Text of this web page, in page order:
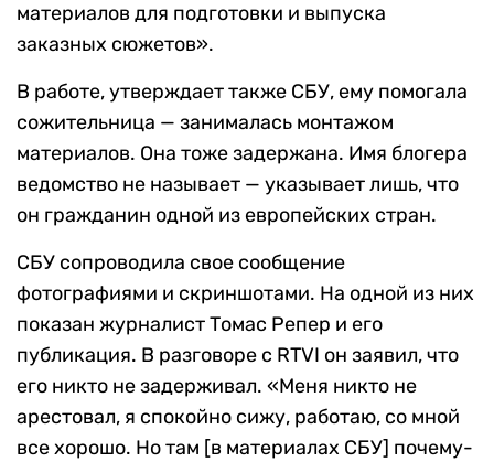
материалов для подготовки и выпуска
заказных сюжетов».
В работе, утверждает также СБУ, ему помогала
сожительница — занималась монтажом
материалов. Она тоже задержана. Имя блогера
ведомство не называет — указывает лишь, что
он гражданин одной из европейских стран.
СБУ сопроводила свое сообщение
фотографиями и скриншотами. На одной из них
показан журналист Томас Репер и его
публикация. В разговоре с RTVI он заявил, что
его никто не задерживал. «Меня никто не
арестовал, я спокойно сижу, работаю, со мной
все хорошо. Но там [в материалах СБУ] почему-